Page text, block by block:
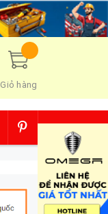
Giỏ hàng